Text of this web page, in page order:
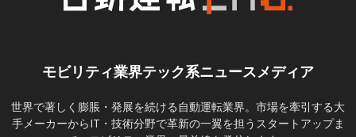
モビリティ業界テック系ニュースメディア
世界で著しく膨脹・発展を続ける自動運転業界。市場を牽引する大
手メーカーからIT・技術分野で革新の一翼を担うスタートアップま